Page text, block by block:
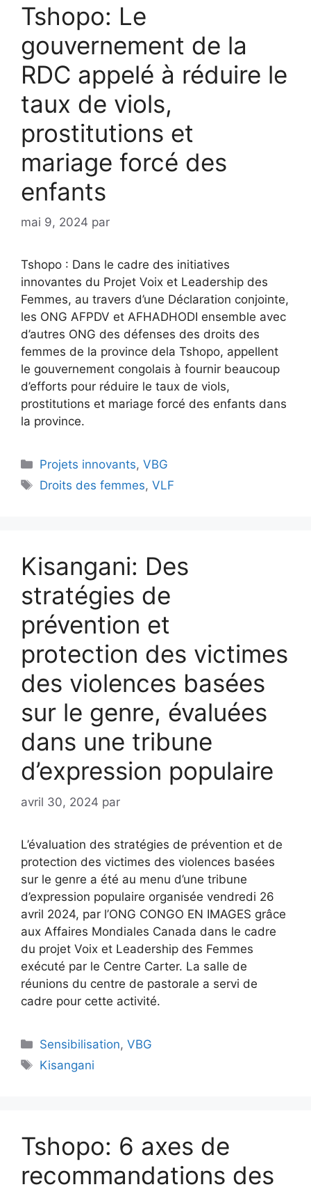
Tshopo: Le
gouvernement de la
RDC appelé à réduire le
taux de viols,
prostitutions et
mariage forcé des
enfants
mai 9, 2024 par
Tshopo : Dans le cadre des initiatives
innovantes du Projet Voix et Leadership des
Femmes, au travers d’une Déclaration conjointe,
les ONG AFPDV et AFHADHODI ensemble avec
d’autres ONG des défenses des droits des
femmes de la province dela Tshopo, appellent
le gouvernement congolais à fournir beaucoup
d’efforts pour réduire le taux de viols,
prostitutions et mariage forcé des enfants dans
la province.
Projets innovants,VBG
Droits des femmes,VLF
Kisangani: Des
stratégies de
prévention et
protection des victimes
des violences basées
sur le genre, évaluées
dans une tribune
d’expression populaire
avril 30, 2024 par
L’évaluation des stratégies de prévention et de
protection des victimes des violences basées
sur le genre a été au menu d’une tribune
d’expression populaire organisée vendredi 26
avril 2024, par l’ONG CONGO EN IMAGES grâce
aux Affaires Mondiales Canada dans le cadre
du projet Voix et Leadership des Femmes
exécuté par le Centre Carter. La salle de
réunions du centre de pastorale a servi de
cadre pour cette activité.
Sensibilisation,VBG
Kisangani
Tshopo: 6 axes de
recommandations des